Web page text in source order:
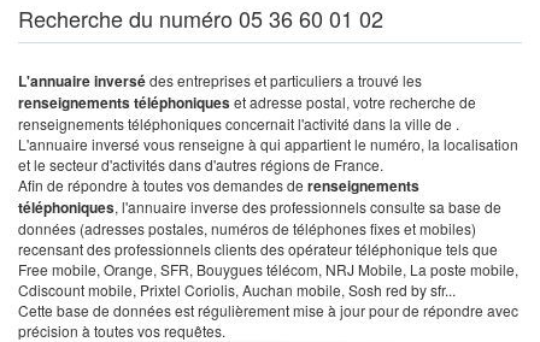
Recherche du numéro 05 36 60 01 02
L'annuaire inversédes entreprises et particuliers a trouvé les
renseignements téléphoniqueset adresse postal, votre recherche de
renseignements téléphoniques concernait l'activité dans la ville de .
L'annuaire inversé vous renseigne à qui appartient le numéro, la localisation
et le secteur d'activités dans d'autres régions de France.
Afin de répondre à toutes vos demandes de renseignements
téléphoniques, l'annuaire inverse des professionnels consulte sa base de
données (adresses postales, numéros de téléphones fixes et mobiles)
recensant des professionnels clients des opérateur téléphonique tels que
Free mobile, Orange, SFR, Bouygues télécom, NRJ Mobile, La poste mobile,
Cdiscount mobile, Prixtel Coriolis, Auchan mobile, Sosh red by sfr...
Cette base de données est régulièrement mise à jour pour de répondre avec
précision à toutes vos requêtes.